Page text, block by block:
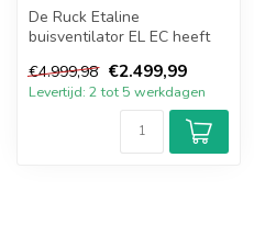
De Ruck Etaline
buisventilator EL EC heeft
motor, deze gel...
€4.999,98 €2.499,99
Levertijd: 2 tot 5 werkdagen